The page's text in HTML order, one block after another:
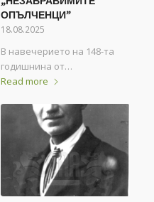
ОПЪЛЧЕНЦИ”
18.08.2025
В навечерието на 148-та
годишнина от…
Read more